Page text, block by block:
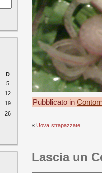
D
5
12
19
26
Pubblicato in
« Uova strapazzate
Lascia un